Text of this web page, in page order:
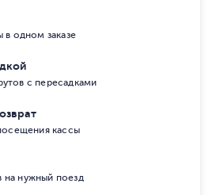
в одном заказе
с пересадками
кассы
нужный поезд